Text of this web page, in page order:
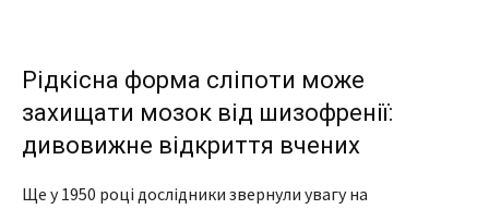
Рідкісна форма сліпоти може
захищати мозок від шизофренії:
дивовижне відкриття вчених
Ще у 1950 році дослідники звернули увагу на